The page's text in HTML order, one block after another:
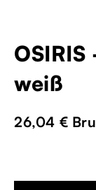
weiß
26,04 €